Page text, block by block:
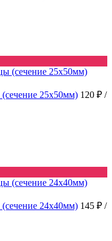
25x50мм) 120 ₽ /
24x40мм) 145 ₽ /